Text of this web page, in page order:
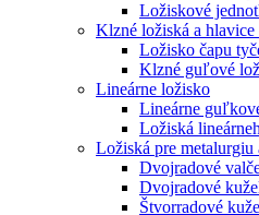
Ložiskové
Klzné ložiská a
Ložisko čapu
Klzné guľové
Lineárne ložisko
Lineárne
Ložiská
Ložiská pre metalurgiu
Dvojradové
Dvojradové
Štvorradové